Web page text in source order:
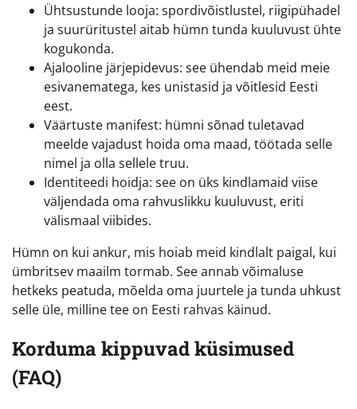
Ühtsustunde looja: spordivõistlustel, riigipühadel
ja suurüritustel aitab hümn tunda kuuluvust ühte
kogukonda.
Ajalooline järjepidevus: see ühendab meid meie
esivanematega, kes unistasid ja võitlesid Eesti
eest.
Väärtuste manifest: hümni sõnad tuletavad
meelde vajadust hoida oma maad, töötada selle
nimel ja olla sellele truu.
Identiteedi hoidja: see on üks kindlamaid viise
väljendada oma rahvuslikku kuuluvust, eriti
välismaal viibides.
Hümn on kui ankur, mis hoiab meid kindlalt paigal, kui
ümbritsev maailm tormab. See annab võimaluse
hetkeks peatuda, mõelda oma juurtele ja tunda uhkust
selle üle, milline tee on Eesti rahvas käinud.
Korduma kippuvad küsimused
(FAQ)